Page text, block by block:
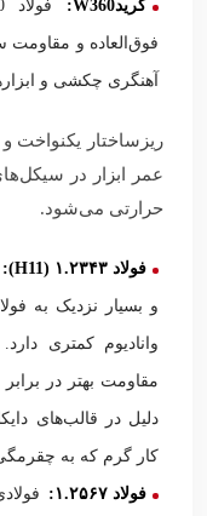
گریدW360
:
فوق‌العاده و مقاومت
آهنگری چکشی و
ریزساختار یکنواخت
عمر ابزار در
حرارتی می‌شود.
فولاد ۱.۲۳۴۳ ( H11
):
وانادیوم کمتری
مقاومت بهتر در
دلیل در قالب‌های
کار گرم که به چقرمگی
فولاد ۱.۲۵۶۷: